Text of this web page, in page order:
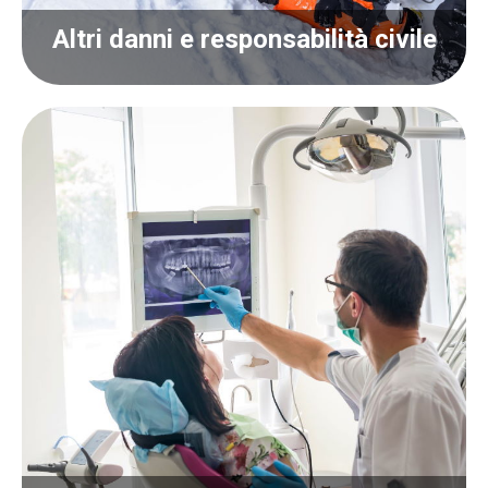
Altri danni e responsabilità civile
Altri danni e responsabilità civile